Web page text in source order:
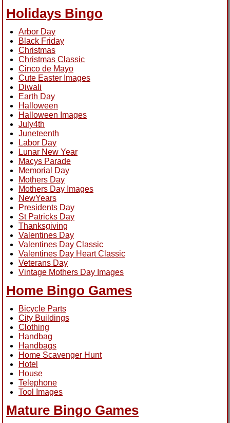
Holidays Bingo
Arbor Day
Black Friday
Christmas
Christmas Classic
Cinco de Mayo
Cute Easter Images
Diwali
Earth Day
Halloween
Halloween Images
July4th
Juneteenth
Labor Day
Lunar New Year
Macys Parade
Memorial Day
Mothers Day
Mothers Day Images
NewYears
Presidents Day
St Patricks Day
Thanksgiving
Valentines Day
Valentines Day Classic
Valentines Day Heart Classic
Veterans Day
Vintage Mothers Day Images
Home Bingo Games
Bicycle Parts
City Buildings
Clothing
Handbag
Handbags
Home Scavenger Hunt
Hotel
House
Telephone
Tool Images
Mature Bingo Games